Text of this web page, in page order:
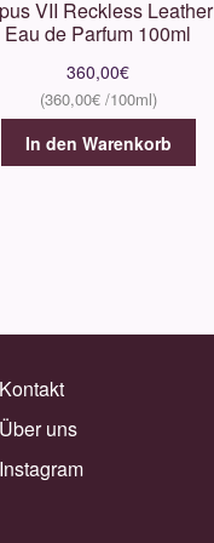
VII Reckless Leather
Eau de Parfum 100ml
360,00€
360,00€
In den Warenkorb
Kontakt
Über uns
Instagram